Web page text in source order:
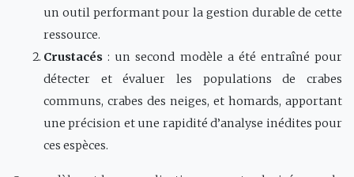
un outil performant pour la gestion durable de cette
ressource.
Crustacés : un second modèle a été entraîné pour
détecter et évaluer les populations de crabes
communs, crabes des neiges, et homards, apportant
une précision et une rapidité d’analyse inédites pour
ces espèces.